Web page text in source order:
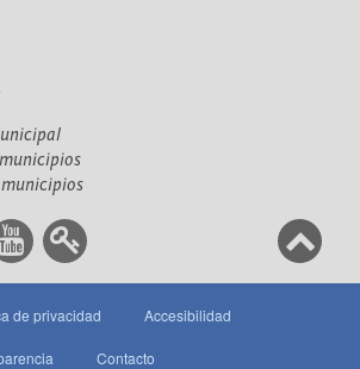
de privacidad Accesibilidad
Contacto